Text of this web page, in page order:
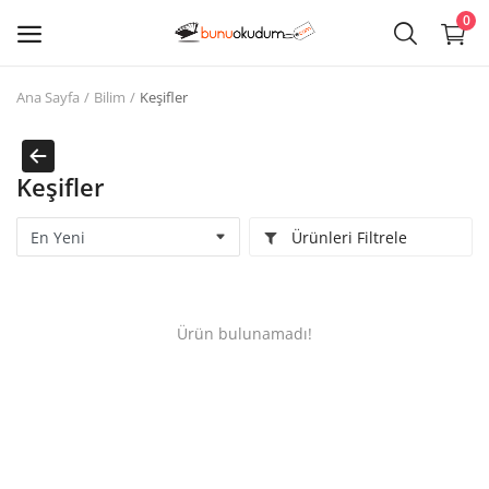
0
Sat
Giriş
Kayıt ol
Ana Sayfa Bilim Keşifler
Keşifler
Ürünleri Filtrele
Ürün bulunamadı!